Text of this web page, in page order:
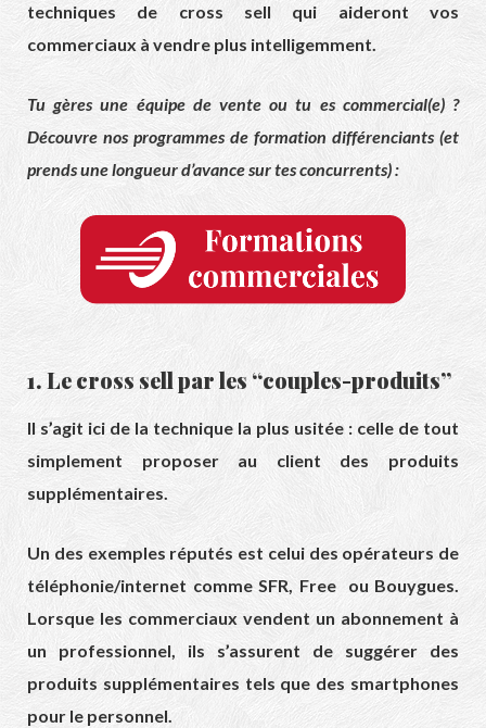
techniques de cross sell qui aideront vos
commerciaux à vendre plus intelligemment.
Tu gères une équipe de vente ou tu es commercial(e) ?
Découvre nos programmes de formation différenciants (et
prends une longueur d’avance sur tes concurrents) :
1. Le cross sell par les “couples-produits”
Il s’agit ici de la technique la plus usitée : celle de tout
simplement proposer au client des produits
supplémentaires.
Un des exemples réputés est celui des opérateurs de
téléphonie/internet comme SFR, Free ou Bouygues.
Lorsque les commerciaux vendent un abonnement à
un professionnel, ils s’assurent de suggérer des
produits supplémentaires tels que des smartphones
pour le personnel.